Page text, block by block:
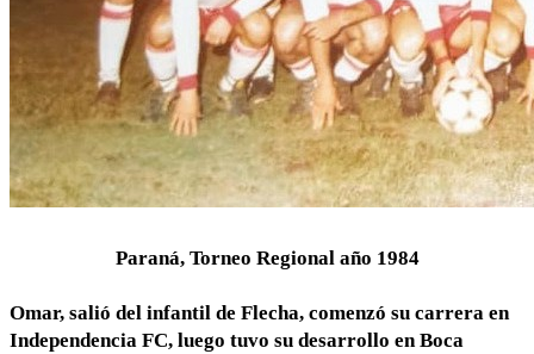
Paraná, Torneo Regional año 1984
Omar, salió del infantil de Flecha, comenzó su carrera en
Independencia FC, luego tuvo su desarrollo en Boca